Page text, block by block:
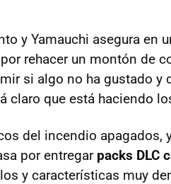
y Yamauchi asegura en
rehacer un montón de
si algo no ha gustado y
claro que está haciendo
del incendio apagados,
por entregar packs DLC
y características muy